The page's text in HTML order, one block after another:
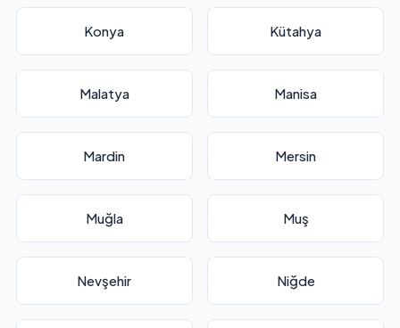
Konya Kütahya
Malatya Manisa
Mardin Mersin
Muğla Muş
Nevşehir Niğde